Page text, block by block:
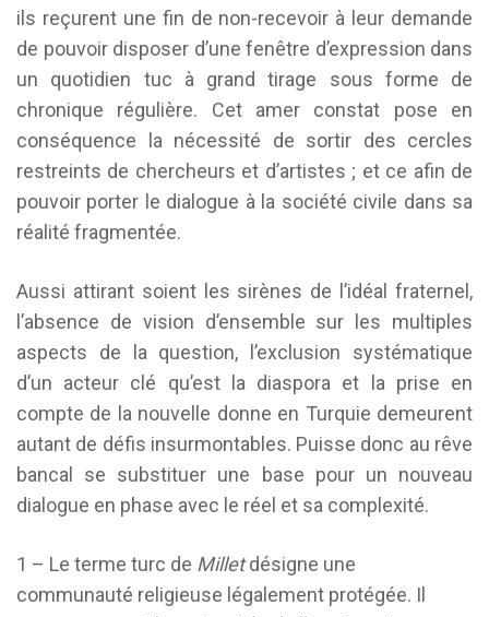
ils reçurent une fin de non-recevoir à leur demande
de pouvoir disposer d’une fenêtre d’expression dans
un quotidien tuc à grand tirage sous forme de
chronique régulière. Cet amer constat pose en
conséquence la nécessité de sortir des cercles
restreints de chercheurs et d’artistes ; et ce afin de
pouvoir porter le dialogue à la société civile dans sa
réalité fragmentée.
Aussi attirant soient les sirènes de l’idéal fraternel,
l’absence de vision d’ensemble sur les multiples
aspects de la question, l’exclusion systématique
d’un acteur clé qu’est la diaspora et la prise en
compte de la nouvelle donne en Turquie demeurent
autant de défis insurmontables. Puisse donc au rêve
bancal se substituer une base pour un nouveau
dialogue en phase avec le réel et sa complexité.
1 – Le terme turc de Milletdésigne une
communauté religieuse légalement protégée. Il